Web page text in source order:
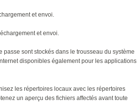
et envoi.
et envoi.
passe sont stockés dans le trousseau du système
disponibles également pour les applications
les répertoires locaux avec les répertoires
un aperçu des fichiers affectés avant toute